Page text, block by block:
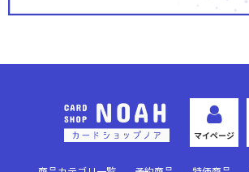
マイページ